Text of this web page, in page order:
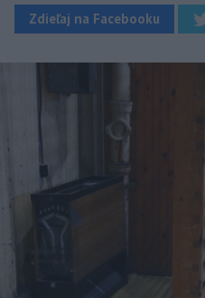
Zdieľaj na Facebooku